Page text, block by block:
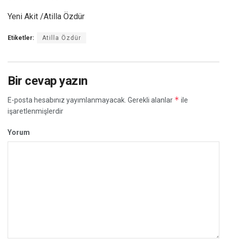
Yeni Akit /Atilla Özdür
Etiketler: Atilla Özdür
Bir cevap yazın
E-posta hesabınız yayımlanmayacak. Gerekli alanlar * ile
işaretlenmişlerdir
Yorum